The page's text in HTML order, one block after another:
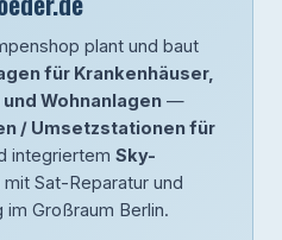
plant und baut
für Krankenhäuser,
Wohnanlagen —
/ Umsetzstationen für
integriertem Sky-
mit Sat-Reparatur und
Großraum Berlin.